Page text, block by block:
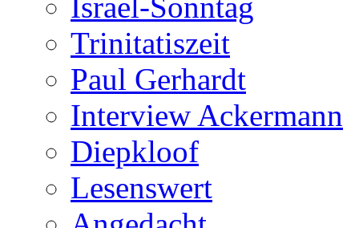
Trinitatiszeit
Paul Gerhardt
Interview Ackermann
Diepkloof
Lesenswert